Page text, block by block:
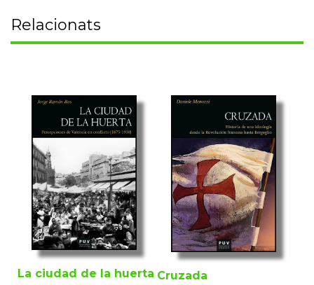
Relacionats
La ciudad de la huerta Cruzada